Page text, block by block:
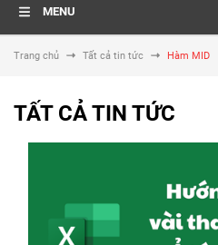
MENU
Trang chủ Tất cả tin tức Hàm MID
TẤT CẢ TIN TỨC